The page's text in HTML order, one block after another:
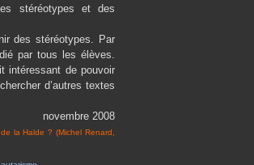
stéréotypes et des
des stéréotypes. Par
par tous les élèves.
intéressant de pouvoir
d’autres textes
novembre 2008
la Halde ? (Michel Renard,